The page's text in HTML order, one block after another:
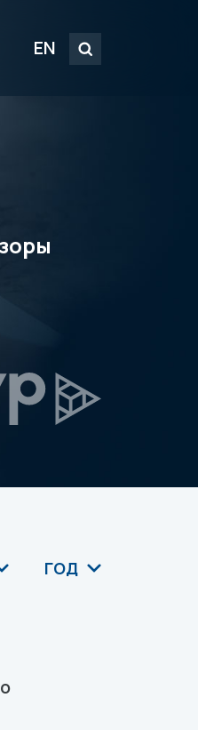
EN
ГОД